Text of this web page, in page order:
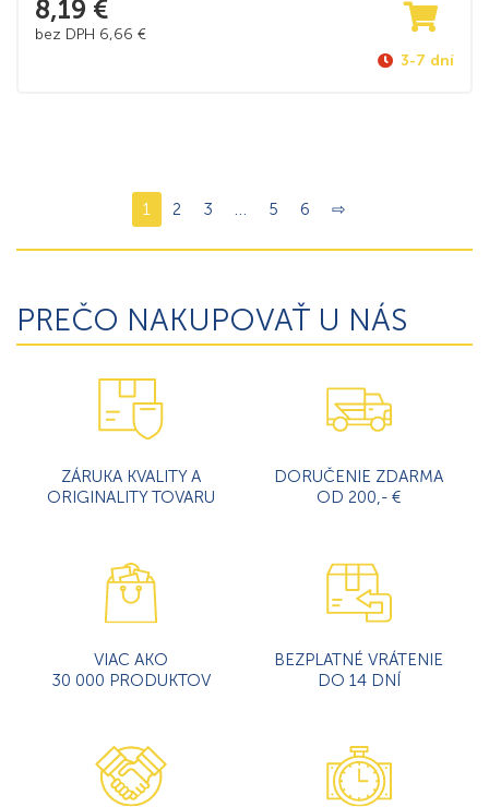
8,19 €
bez DPH 6,66 €
3-7 dní
1 2 3 … 5 6 ⇨
PREČO NAKUPOVAŤ U NÁS
ZÁRUKA KVALITY A
ORIGINALITY TOVARU
DORUČENIE ZDARMA
OD 200,- €
VIAC AKO
30 000 PRODUKTOV
BEZPLATNÉ VRÁTENIE
DO 14 DNÍ